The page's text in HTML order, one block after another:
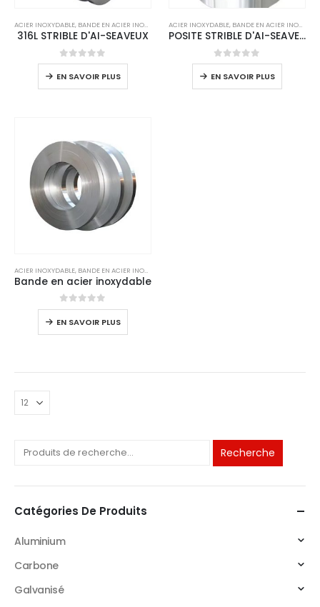
ACIER INOXYDABLE, BANDE EN ACIER INOXYDABLE
316L STRIBLE D'AI-SEAVEUX
0sur 5
EN SAVOIR PLUS
ACIER INOXYDABLE, BANDE EN ACIER INOXYDABLE
POSITE STRIBLE D'AI-SEAVEUX
0sur 5
EN SAVOIR PLUS
ACIER INOXYDABLE, BANDE EN ACIER INOXYDABLE
Bande en acier inoxydable
0sur 5
EN SAVOIR PLUS
Recherche
Catégories De Produits
Aluminium
Carbone
Galvanisé